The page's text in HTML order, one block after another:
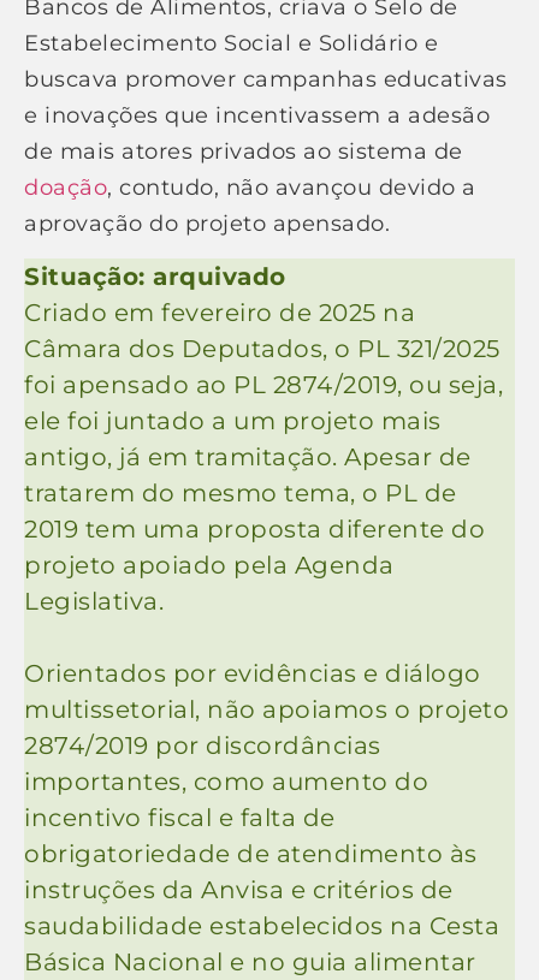
Bancos de Alimentos, criava o Selo de
Estabelecimento Social e Solidário e
buscava promover campanhas educativas
e inovações que incentivassem a adesão
de mais atores privados ao sistema de
doação, contudo, não avançou devido a
aprovação do projeto apensado.
Situação: arquivado
Criado em fevereiro de 2025 na
Câmara dos Deputados, o PL 321/2025
foi apensado ao PL 2874/2019, ou seja,
ele foi juntado a um projeto mais
antigo, já em tramitação. Apesar de
tratarem do mesmo tema, o PL de
2019 tem uma proposta diferente do
projeto apoiado pela Agenda
Legislativa.
Orientados por evidências e diálogo
multissetorial, não apoiamos o projeto
2874/2019 por discordâncias
importantes, como aumento do
incentivo fiscal e falta de
obrigatoriedade de atendimento às
instruções da Anvisa e critérios de
saudabilidade estabelecidos na Cesta
Básica Nacional e no guia alimentar